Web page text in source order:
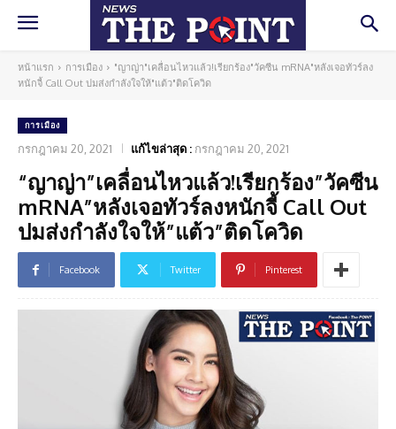
หน้าแรก การเมือง
"ญาญ่า"เคลื่อนไหวแล้ว!เรียกร้อง"วัคซีน mRNA"หลังเจอทัวร์ลง
หนักจี้ Call Out ปมส่งกำลังใจให้"แต้ว"ติดโควิด
การเมือง
กรกฎาคม 20, 2021 แก้ไขล่าสุด : กรกฎาคม 20, 2021
“ญาญ่า”เคลื่อนไหวแล้ว!เรียกร้อง”วัคซีน
mRNA”หลังเจอทัวร์ลงหนักจี้ Call Out
ปมส่งกำลังใจให้”แต้ว”ติดโควิด
Facebook Twitter Pinterest